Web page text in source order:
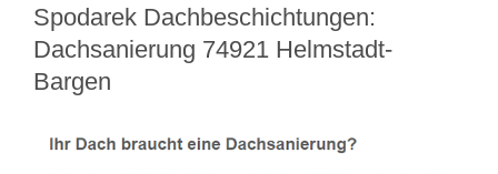
Spodarek Dachbeschichtungen:
Dachsanierung 74921 Helmstadt-
Bargen